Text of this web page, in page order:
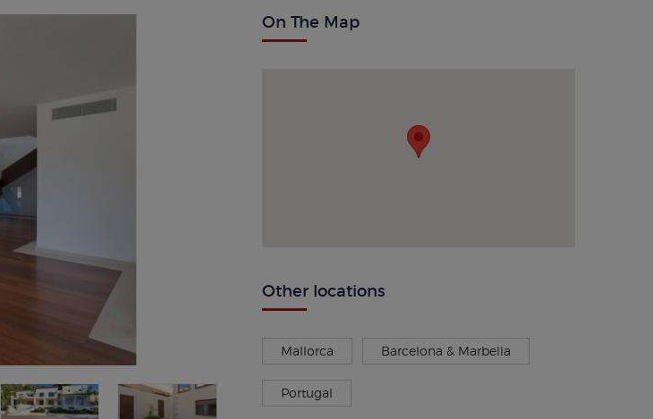
On The Map
Other locations
Mallorca Barcelona & Marbella
Portugal